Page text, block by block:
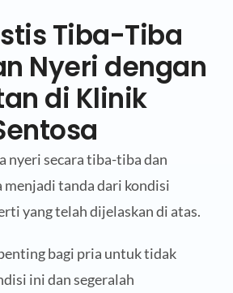
Tiba-Tiba
Nyeri dengan
di Klinik
nyeri secara tiba-tiba dan
menjadi tanda dari kondisi
yang telah dijelaskan di atas.
bagi pria untuk tidak
ini dan segeralah